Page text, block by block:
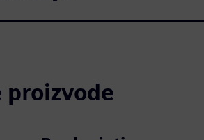
proizvode